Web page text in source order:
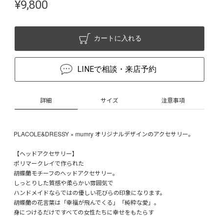
¥9,800
カートに入れる
LINEで相談・来店予約
詳細 サイズ 注意事項
PLACOLE&DRESSY × mumry オリジナルデザインのアクセサリー。
【ヘッドアクセサリー】
ポリマークレイで作られた
胡蝶蘭モチーフのヘッドアクセサリー。
しっとりした質感や柔らかい雰囲気で
ハンドメイドならではの優しい花びらの印象になります。
胡蝶蘭の花言葉は「幸福が飛んでくる」「純粋な愛」。
身につけるだけですべての女性たちに幸せをもたらす